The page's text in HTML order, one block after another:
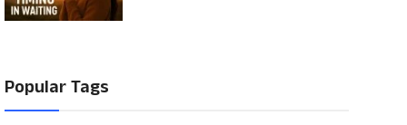
Popular Tags